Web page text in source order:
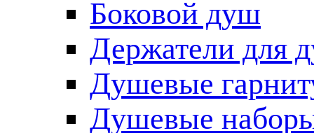
Боковой душ
Держатели для
Душевые
Душевые